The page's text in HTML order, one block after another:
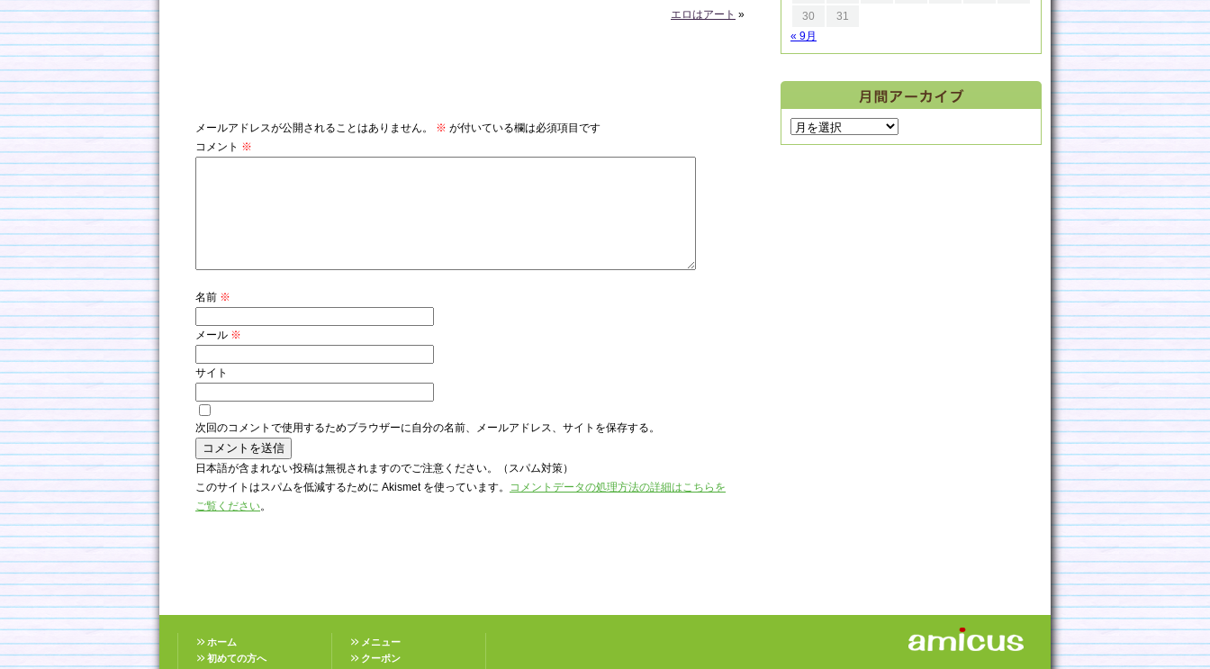
エロはアート »
メールアドレスが公開されることはありません。 ※ が付いている欄は必須項目です
コメント ※
名前 ※
メール ※
サイト
次回のコメントで使用するためブラウザーに自分の名前、メールアドレス、サイトを保存する。
日本語が含まれない投稿は無視されますのでご注意ください。（スパム対策）
このサイトはスパムを低減するために Akismet を使っています。 コメントデータの処理方法の詳細はこちらを
ご覧ください。
30
31
« 9月
ホーム
初めての方へ
メニュー
クーポン